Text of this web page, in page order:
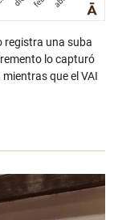
registra una suba
lo capturó
que el VAI